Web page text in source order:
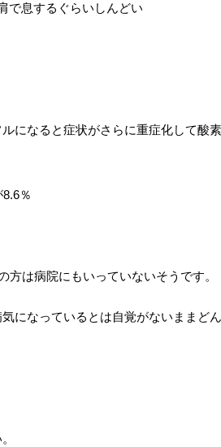
で息するぐらいしんどい
になると症状がさらに重症化して酸
％
方は病院にもいっていないそうです。
になっているとは自覚がないままどん